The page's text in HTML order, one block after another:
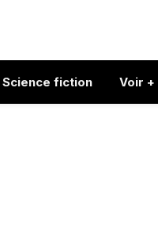
Science fiction Voir +